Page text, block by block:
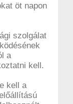
öt napon
szolgálat
a
kell.
kell a